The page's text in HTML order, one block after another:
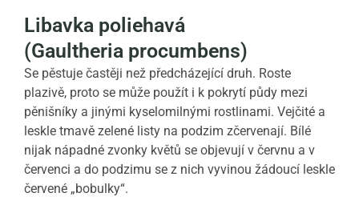
Libavka poliehavá
(Gaultheria procumbens)
Se pěstuje častěji než předcházející druh. Roste
plazivě, proto se může použít i k pokrytí půdy mezi
pěnišníky a jinými kyselomilnými rostlinami. Vejčité a
leskle tmavě zelené listy na podzim zčervenají. Bílé
nijak nápadné zvonky květů se objevují v červnu a v
červenci a do podzimu se z nich vyvinou žádoucí leskle
červené „bobulky“.